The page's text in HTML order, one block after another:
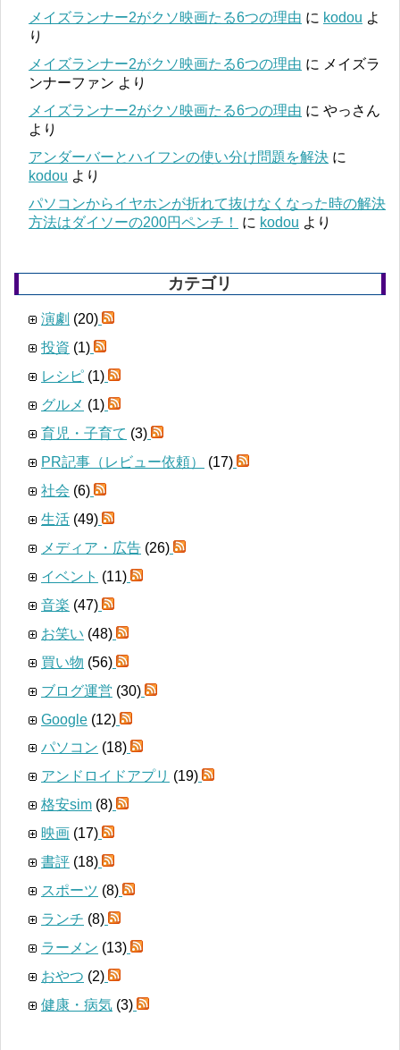
メイズランナー2がクソ映画たる6つの理由 に kodou よ
り
メイズランナー2がクソ映画たる6つの理由 に メイズラ
ンナーファン より
メイズランナー2がクソ映画たる6つの理由 に やっさん
より
アンダーバーとハイフンの使い分け問題を解決 に
kodou より
パソコンからイヤホンが折れて抜けなくなった時の解決
方法はダイソーの200円ペンチ！
に kodou より
カテゴリ
演劇 (20)
投資 (1)
レシピ (1)
グルメ (1)
育児・子育て (3)
PR記事（レビュー依頼）
(17)
社会 (6)
生活 (49)
メディア・広告 (26)
イベント (11)
音楽 (47)
お笑い (48)
買い物 (56)
ブログ運営 (30)
Google (12)
パソコン (18)
アンドロイドアプリ (19)
格安sim (8)
映画 (17)
書評 (18)
スポーツ (8)
ランチ (8)
ラーメン (13)
おやつ (2)
健康・病気 (3)